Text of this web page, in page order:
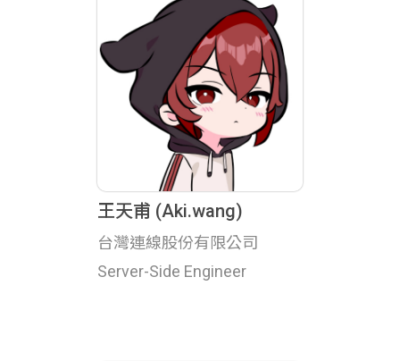
王天甫 (Aki.wang)
台灣連線股份有限公司
Server-Side Engineer